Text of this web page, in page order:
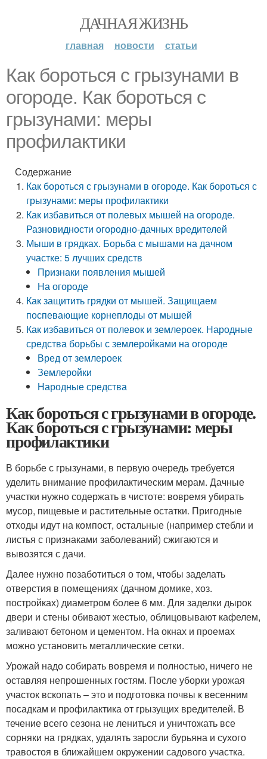
ДАЧНАЯ ЖИЗНЬ
главная новости статьи
Как бороться с грызунами в
огороде. Как бороться с
грызунами: меры
профилактики
Содержание
Как бороться с грызунами в огороде. Как бороться с
грызунами: меры профилактики
Как избавиться от полевых мышей на огороде.
Разновидности огородно-дачных вредителей
Мыши в грядках. Борьба с мышами на дачном
участке: 5 лучших средств
Признаки появления мышей
На огороде
Как защитить грядки от мышей. Защищаем
поспевающие корнеплоды от мышей
Как избавиться от полевок и землероек. Народные
средства борьбы с землеройками на огороде
Вред от землероек
Землеройки
Народные средства
Как бороться с грызунами в огороде.
Как бороться с грызунами: меры
профилактики
В борьбе с грызунами, в первую очередь требуется
уделить внимание профилактическим мерам. Дачные
участки нужно содержать в чистоте: вовремя убирать
мусор, пищевые и растительные остатки. Пригодные
отходы идут на компост, остальные (например стебли и
листья с признаками заболеваний) сжигаются и
вывозятся с дачи.
Далее нужно позаботиться о том, чтобы заделать
отверстия в помещениях (дачном домике, хоз.
постройках) диаметром более 6 мм. Для заделки дырок
двери и стены обивают жестью, облицовывают кафелем,
заливают бетоном и цементом. На окнах и проемах
можно установить металлические сетки.
Урожай надо собирать вовремя и полностью, ничего не
оставляя непрошенных гостям. После уборки урожая
участок вскопать – это и подготовка почвы к весенним
посадкам и профилактика от грызущих вредителей. В
течение всего сезона не лениться и уничтожать все
сорняки на грядках, удалять заросли бурьяна и сухого
травостоя в ближайшем окружении садового участка.